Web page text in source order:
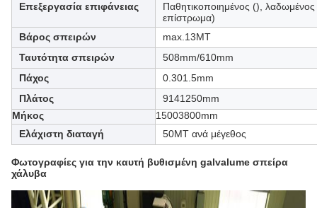
Επεξεργασία επιφάνειας
Παθητικοποιημένος (),
επίστρωμα)
Βάρος σπειρών
max.13MT
Ταυτότητα σπειρών
508mm/610mm
Πάχος
0.301.5mm
Πλάτος
9141250mm
Μήκος
15003800mm
Ελάχιστη διαταγή
50MT ανά μέγεθος
Φωτογραφίες για την καυτή βυθισμένη galvalume σπείρα
χάλυβα